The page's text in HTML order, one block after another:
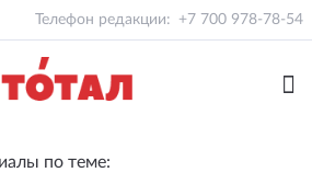
Телефон редакции: +7 700 978-78-54
по теме: